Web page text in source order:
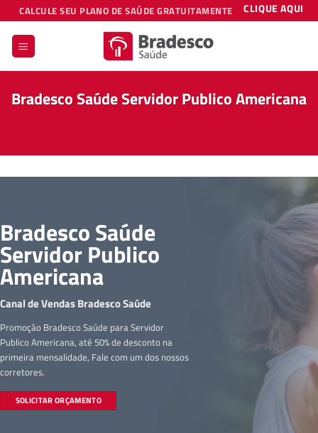
Skip
to
content
CALCULE SEU PLANO DE SAÚDE GRATUITAMENTE CLIQUE AQUI
Bradesco Saúde Servidor Publico Americana
Bradesco Saúde
Servidor Publico
Americana
Canal de Vendas Bradesco Saúde
Promoção Bradesco Saúde para Servidor
Publico Americana, até 50% de desconto na
primeira mensalidade, Fale com um dos nossos
corretores.
SOLICITAR ORÇAMENTO